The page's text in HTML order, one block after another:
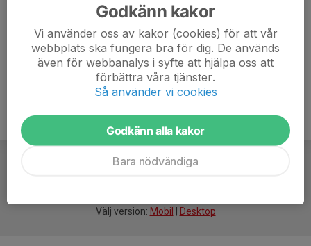
Välj version: Mobil Desktop
Godkänn kakor
Vi använder oss av kakor (cookies) för att vår
webbplats ska fungera bra för dig. De används
även för webbanalys i syfte att hjälpa oss att
förbättra våra tjänster.
Så använder vi cookies
Godkänn alla kakor
Bara nödvändiga